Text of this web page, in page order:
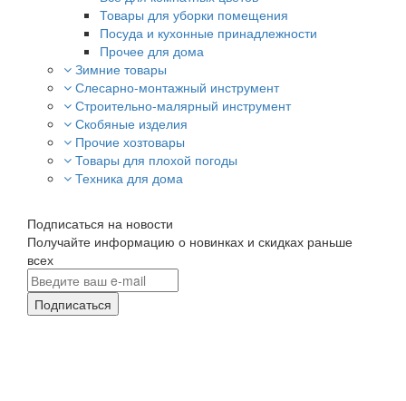
Товары для уборки помещения
Посуда и кухонные принадлежности
Прочее для дома
Зимние товары
Слесарно-монтажный инструмент
Строительно-малярный инструмент
Скобяные изделия
Прочие хозтовары
Товары для плохой погоды
Техника для дома
Подписаться на новости
Получайте информацию о новинках и скидках раньше
всех
Подписаться